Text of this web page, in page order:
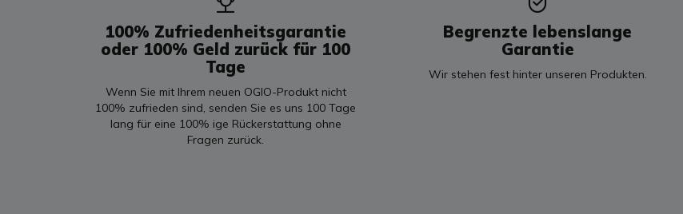
100% Zufriedenheitsgarantie
oder 100% Geld zurück für 100
Tage
Wenn Sie mit Ihrem neuen OGIO-Produkt nicht
100% zufrieden sind, senden Sie es uns 100 Tage
lang für eine 100% ige Rückerstattung ohne
Fragen zurück.
Begrenzte lebenslange
Garantie
Wir stehen fest hinter unseren Produkten.